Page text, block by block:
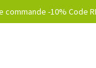
commande -10% Code